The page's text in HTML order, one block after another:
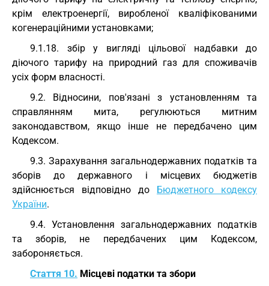
крім електроенергії, виробленої кваліфікованими
когенераційними установками;
9.1.18. збір у вигляді цільової надбавки до
діючого тарифу на природний газ для споживачів
усіх форм власності.
9.2. Відносини, пов'язані з установленням та
справлянням мита, регулюються митним
законодавством, якщо інше не передбачено цим
Кодексом.
9.3. Зарахування загальнодержавних податків та
зборів до державного і місцевих бюджетів
здійснюється відповідно до Бюджетного кодексу
України.
9.4. Установлення загальнодержавних податків
та зборів, не передбачених цим Кодексом,
забороняється.
Стаття 10. Місцеві податки та збори